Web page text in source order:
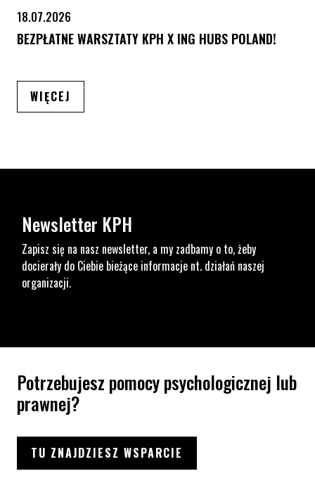
18.07.2026
BEZPŁATNE WARSZTATY KPH X ING HUBS POLAND!
WIĘCEJ
Newsletter KPH
Zapisz się na nasz newsletter, a my zadbamy o to, żeby
docierały do Ciebie bieżące informacje nt. działań naszej
organizacji.
Potrzebujesz pomocy psychologicznej lub
prawnej?
TU ZNAJDZIESZ WSPARCIE